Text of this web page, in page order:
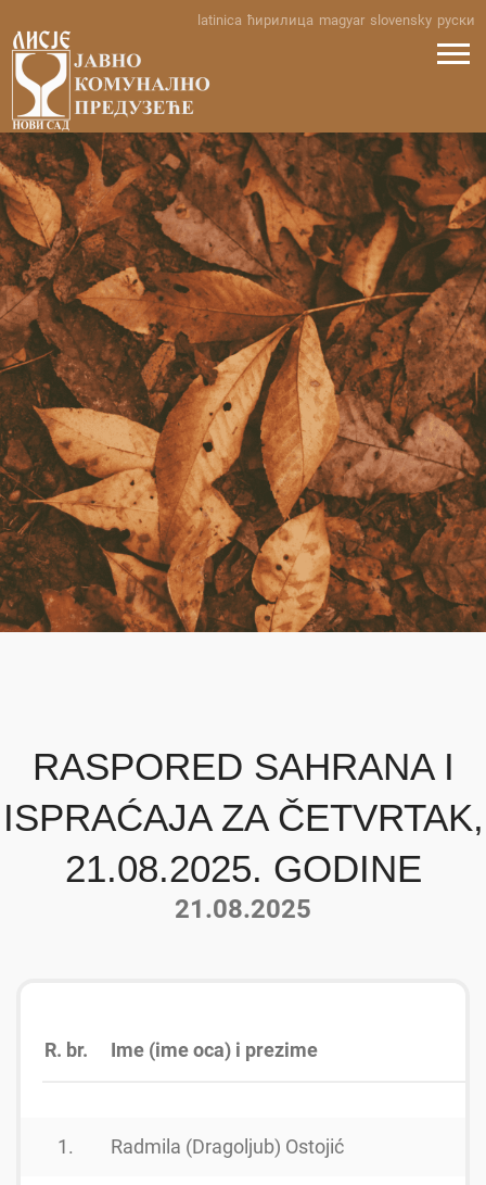
content
latinica ћирилица magyar slovensky руски
RASPORED SAHRANA I
ISPRAĆAJA ZA ČETVRTAK,
21.08.2025. GODINE
21.08.2025
R. br. Ime (ime oca) i prezime
1. Radmila (Dragoljub) Ostojić